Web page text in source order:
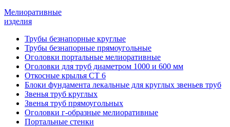
Мелиоративные
изделия
Трубы безнапорные круглые
Трубы безнапорные прямоугольные
Оголовки портальные мелиоративные
Оголовки для труб диаметром 1000 и 600 мм
Откосные крылья СТ 6
Блоки фундамента лекальные для круглых звеньев труб
Звенья труб круглых
Звенья труб прямоугольных
Оголовки г-образные мелиоративные
Портальные стенки